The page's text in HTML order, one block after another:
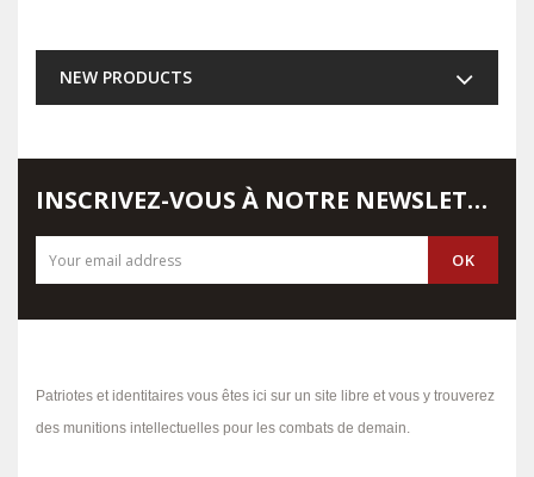
NEW PRODUCTS
INSCRIVEZ-VOUS À NOTRE NEWSLETTER
Patriotes et identitaires vous êtes ici sur un site libre et vous y trouverez
des munitions intellectuelles pour les combats de demain.